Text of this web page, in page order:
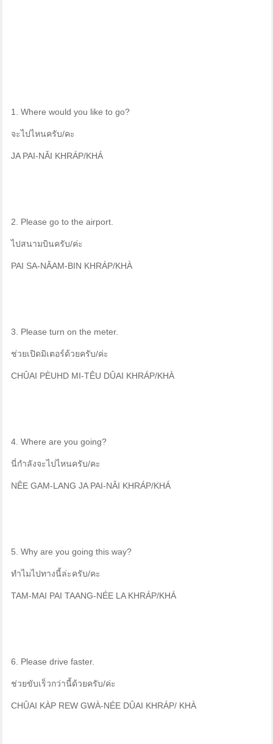
1. Where would you like to go?
จะไปไหนครับ/คะ
JA PAI-NǍI KHRÁP/KHÁ
2. Please go to the airport.
ไปสนามบินครับ/ค่ะ
PAI SA-NǍAM-BIN KHRÁP/KHÀ
3. Please turn on the meter.
ช่วยเปิดมิเตอร์ด้วยครับ/ค่ะ
CHÛAI PÈUHD MI-TÊU DÛAI KHRÁP/KHÀ
4. Where are you going?
นี่กำลังจะไปไหนครับ/คะ
NÊE GAM-LANG JA PAI-NǍI KHRÁP/KHÁ
5. Why are you going this way?
ทำไมไปทางนี้ล่ะครับ/คะ
TAM-MAI PAI TAANG-NÉE LA KHRÁP/KHÁ
6. Please drive faster.
ช่วยขับเร็วกว่านี้ด้วยครับ/ค่ะ
CHÛAI KÀP REW GWÀ-NÉE DÛAI KHRÁP/ KHÀ